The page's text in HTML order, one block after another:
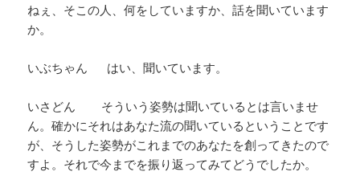
ねぇ、そこの人、何をしていますか、話を聞いています
か。
いぶちゃん はい、聞いています。
いさどん そういう姿勢は聞いているとは言いませ
ん。確かにそれはあなた流の聞いているということです
が、そうした姿勢がこれまでのあなたを創ってきたので
すよ。それで今までを振り返ってみてどうでしたか。